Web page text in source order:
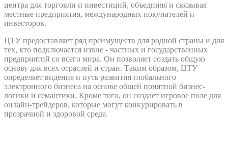
центра для торговли и инвестиций, объединяя и связывая
местные предприятия, международных покупателей и
инвесторов.
ЦТУ предоставляет ряд преимуществ для родной страны и для
тех, кто подключается извне - частных и государственных
предприятий со всего мира. Он позволяет создать общую
основу для всех отраслей и стран. Таким образом, ЦТУ
определяет видение и путь развития глобального
электронного бизнеса на основе общей понятной бизнес-
логики и семантики. Кроме того, он создает игровое поле для
онлайн-трейдеров, которые могут конкурировать в
прозрачной и здоровой среде.